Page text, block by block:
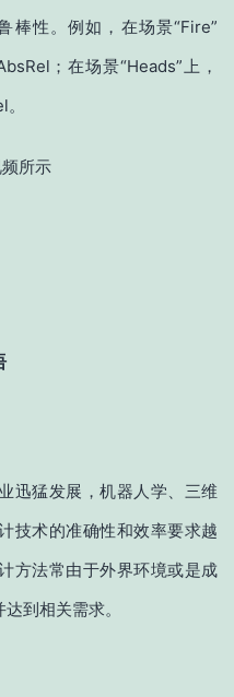
棒性。例如，在场景“Fire”
；在场景“Heads”上，
所示
迅猛发展，机器人学、三维
技术的准确性和效率要求越
方法常由于外界环境或是成
到相关需求。